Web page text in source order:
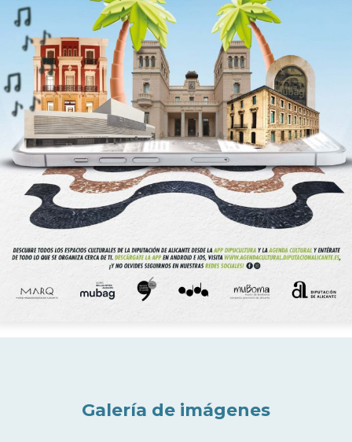
Galería de imágenes